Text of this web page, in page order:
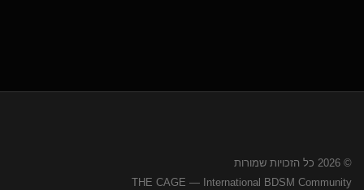
© 2026 כל הזכויות שמורות
THE CAGE — International BDSM Community